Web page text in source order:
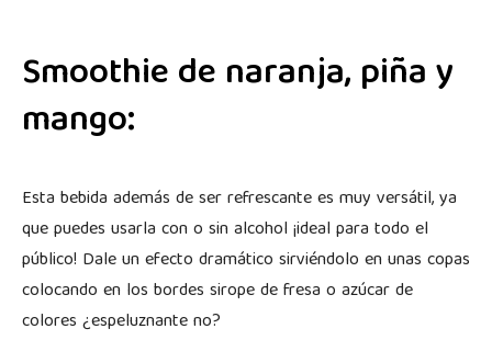
Smoothie de naranja, piña y
mango:
Esta bebida además de ser refrescante es muy versátil, ya
que puedes usarla con o sin alcohol ¡ideal para todo el
público! Dale un efecto dramático sirviéndolo en unas copas
colocando en los bordes sirope de fresa o azúcar de
colores ¿espeluznante no?